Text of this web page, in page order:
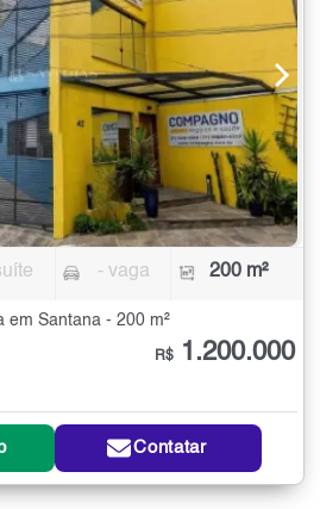
- vaga 200 m²
em Santana - 200 m²
R$ 1.200.000
Contatar